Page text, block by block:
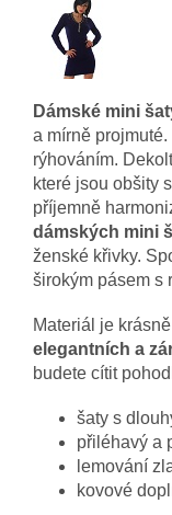
Dámské mini
a mírně
rýhováním.
které jsou obšity
příjemně
dámských mini
ženské křivky.
širokým pásem s
Materiál je
elegantních a
budete cítit
šaty s
přiléhavý a
lemování
kovové